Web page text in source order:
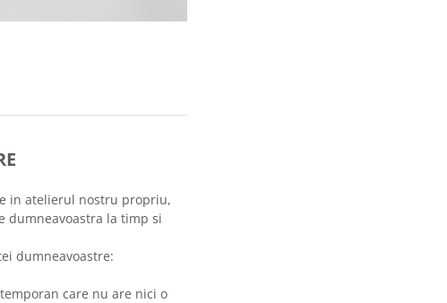
in atelierul nostru propriu,
dumneavoastra la timp si
dumneavoastre:
care nu are nici o